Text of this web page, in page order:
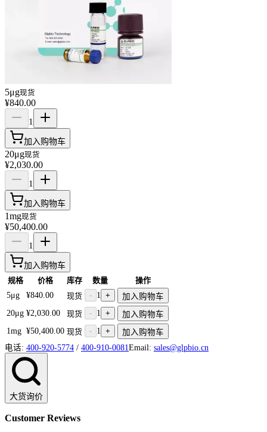
5μg现货
¥840.00
1
加入购物车
20μg现货
¥2,030.00
1
加入购物车
1mg现货
¥50,400.00
1
加入购物车
规格 价格 库存 数量
操作
5μg
¥840.00 现货 - 1 +
加入购物车
20μg ¥2,030.00 现货 - 1 +
加入购物车
1mg ¥50,400.00 现货 - 1 +
加入购物车
电话: 400-920-5774 / 400-910-0081 Email: sales@glpbio.cn
大货询价
Customer Reviews